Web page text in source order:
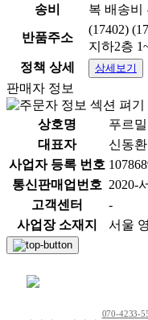
송비
복 배송비
반품주소
(17402)
지하2층
정책 상세
상세보기
판매자 정보
상호명
푸르밀
대표자
신동환
사업자 등록 번호
통신판매업번호 2020-
고객센터
-
사업장 소재지
서울
070-4233-